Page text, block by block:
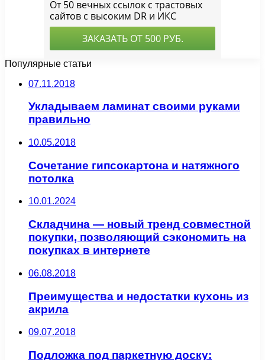
Популярные статьи
07.11.2018
Укладываем ламинат своими руками
правильно
10.05.2018
Сочетание гипсокартона и натяжного
потолка
10.01.2024
Складчина — новый тренд совместной
покупки, позволяющий сэкономить на
покупках в интернете
06.08.2018
Преимущества и недостатки кухонь из
акрила
09.07.2018
Подложка под паркетную доску: